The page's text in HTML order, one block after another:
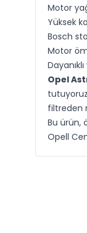
Motor
Yüksek
Bosch
Motor
Opel
filtreden
Bu ürün,
Opell